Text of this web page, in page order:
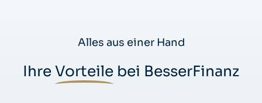
Alles aus einer Hand
IhreVorteile bei BesserFinanz